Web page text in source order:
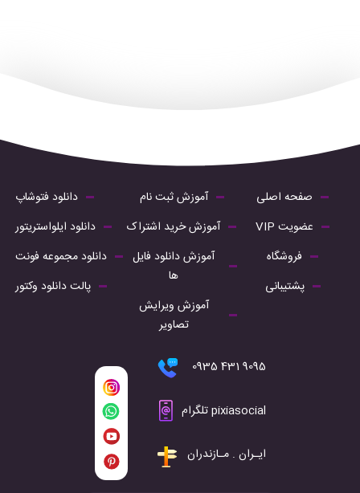
صفحه اصلی
عضویت VIP
فروشگاه
پشتیبانی
آموزش ثبت نام
آموزش خرید اشتراک
آموزش دانلود فایل
ها
آموزش ویرایش
تصاویر
دانلود فتوشاپ
دانلود ایلواستریتور
دانلود مجموعه فونت
پالت دانلود وکتور
9095 431 0935
pixiasocial تلگرام
ایـران . مـازندران